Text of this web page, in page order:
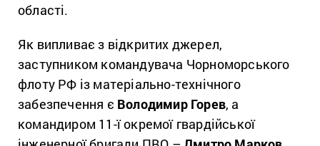
області.
Як випливає з відкритих джерел,
заступником командувача Чорноморського
флоту РФ із матеріально-технічного
забезпечення є Володимир Горев, а
командиром 11-ї окремої гвардійської